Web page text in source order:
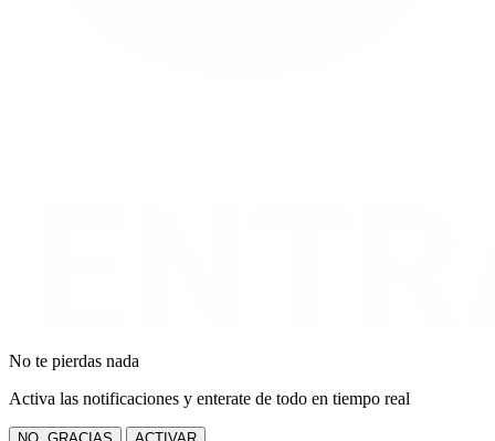
No te pierdas nada
Activa las notificaciones y enterate de todo en tiempo real